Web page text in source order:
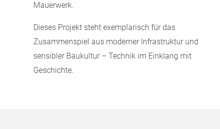
Mauerwerk.
Dieses Projekt steht exemplarisch für das
Zusammenspiel aus moderner Infrastruktur und
sensibler Baukultur – Technik im Einklang mit
Geschichte.